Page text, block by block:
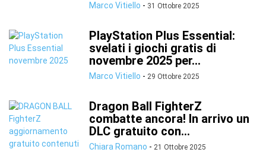
Marco Vitiello - 31 Ottobre 2025
PlayStation Plus Essential:
svelati i giochi gratis di
novembre 2025 per...
Marco Vitiello - 29 Ottobre 2025
Dragon Ball FighterZ
combatte ancora! In arrivo un
DLC gratuito con...
Chiara Romano - 21 Ottobre 2025